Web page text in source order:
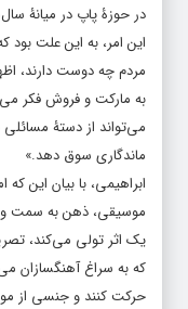
این امر، به این علت بود
مردم چه دوست دارند،
به مارکت و فروش فکر
می‌تواند از دستۀ
ماندگاری سوق دهد.»
ابراهیمی، با بیان این
موسیقی، ذهن به سمت و
یک اثر تولی می‌کند،
که به سراغ آهنگسازان
حرکت کنند و جنسی از
دوست دارند و در عین